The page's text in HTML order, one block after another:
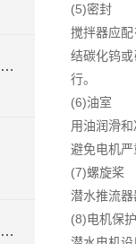
保证双曲面搅拌机使用不会出现问题的方法
好氧池潜水推流器选型以及布置方法
(5)密封
搅拌器应
结碳化钨
行。
(6)油室
用油润滑
避免电机
(7)螺旋桨
潜水推流
(8)电机保护